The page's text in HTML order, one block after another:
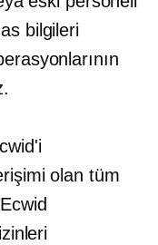
bilgileri
olan tüm
Ecwid